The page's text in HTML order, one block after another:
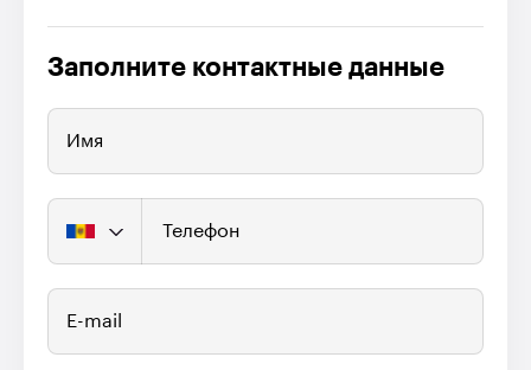
Заполните контактные данные
Имя
Телефон
E-mail